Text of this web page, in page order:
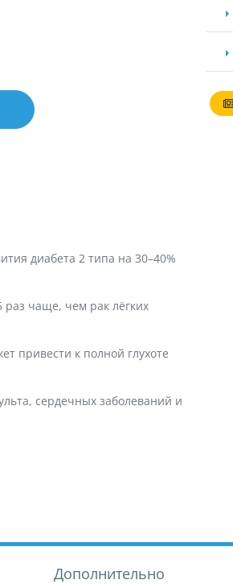
диабета 2 типа на 30–40%
раз чаще, чем рак лёгких
привести к полной глухоте
сердечных заболеваний и
Дополнительно